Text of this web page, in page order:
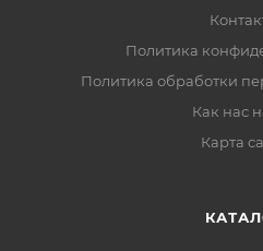
Политика
Политика обработки
Как нас
Карта